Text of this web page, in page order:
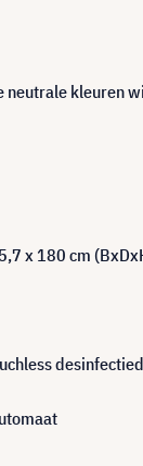
neutrale kleuren
x 180 cm